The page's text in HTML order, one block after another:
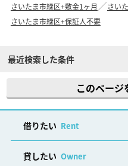
さいたま市緑区+敷金1ヶ月
さい
さいたま市緑区+保証人不要
最近検索した条件
このページ
借りたい Rent
貸したい Owner